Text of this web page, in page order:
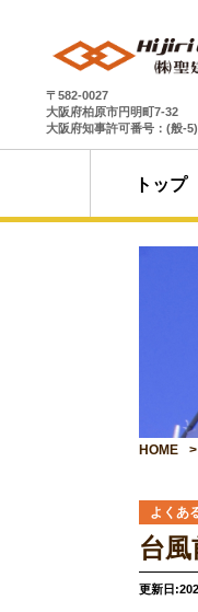
〒582-0027
大阪府柏原市円明町7-32
大阪府知事許可番号：(般-
トップ
HOME
よくあ
台
更新日